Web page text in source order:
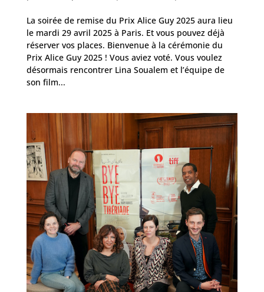
La soirée de remise du Prix Alice Guy 2025 aura lieu
le mardi 29 avril 2025 à Paris. Et vous pouvez déjà
réserver vos places. Bienvenue à la cérémonie du
Prix Alice Guy 2025 ! Vous aviez voté. Vous voulez
désormais rencontrer Lina Soualem et l’équipe de
son film...